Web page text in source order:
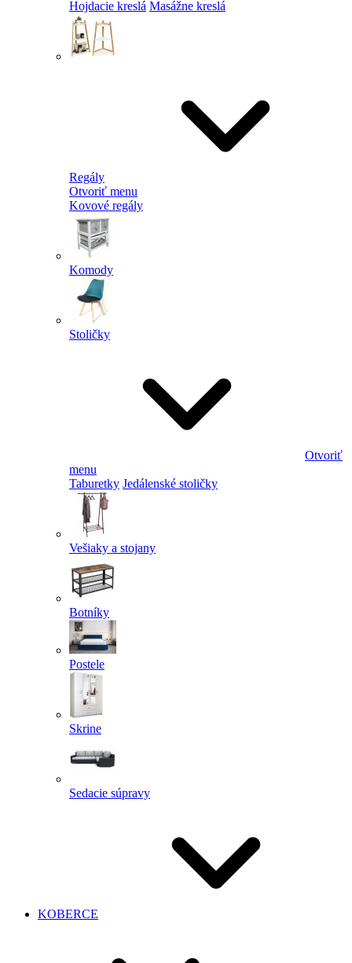
Hojdacie kreslá Masážne kreslá
Regály
Otvoriť menu
Kovové regály
Komody
Stoličky
Otvoriť
menu
Taburetky Jedálenské stoličky
Vešiaky a stojany
Botníky
Postele
Skrine
Sedacie súpravy
KOBERCE